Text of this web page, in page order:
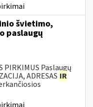
švietimo,
paslaugų
PIRKIMUS Paslaugų
ADRESAS IR